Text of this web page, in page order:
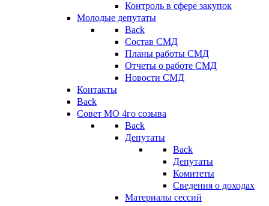
Контроль в сфере закупок
Молодые депутаты
Back
Состав СМД
Планы работы СМД
Отчеты о работе СМД
Новости СМД
Контакты
Back
Совет МО 4го созыва
Back
Депутаты
Back
Депутаты
Комитеты
Сведения о доходах
Материалы сессий